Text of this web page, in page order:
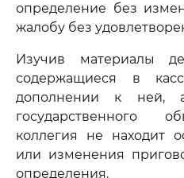
определение без
жалобу без
Изучив материалы
содержащиеся в
дополнении к ней,
государственного
коллегия не находит
или изменения
определения.